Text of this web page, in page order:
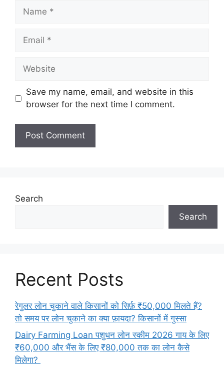
Name
Email
Website
Save my name, email, and website in this
browser for the next time I comment.
Search
Search
Recent Posts
रेगुलर लोन चुकाने वाले किसानों को सिर्फ़ ₹50,000 मिलते हैं?
तो समय पर लोन चुकाने का क्या फ़ायदा? किसानों में गुस्सा
Dairy Farming Loan पशुधन लोन स्कीम 2026 गाय के लिए
₹60,000 और भैंस के लिए ₹80,000 तक का लोन कैसे
मिलेगा?